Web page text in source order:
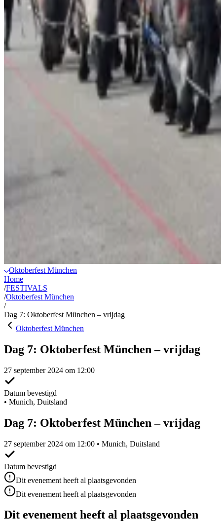
Oktoberfest München
Home
/FESTIVALS
/Oktoberfest München
/
Dag 7: Oktoberfest München – vrijdag
Oktoberfest München
Dag 7: Oktoberfest München – vrijdag
27 september 2024 om 12:00
Datum bevestigd
• Munich, Duitsland
Dag 7: Oktoberfest München – vrijdag
27 september 2024 om 12:00 • Munich, Duitsland
Datum bevestigd
Dit evenement heeft al plaatsgevonden
Dit evenement heeft al plaatsgevonden
Dit evenement heeft al plaatsgevonden